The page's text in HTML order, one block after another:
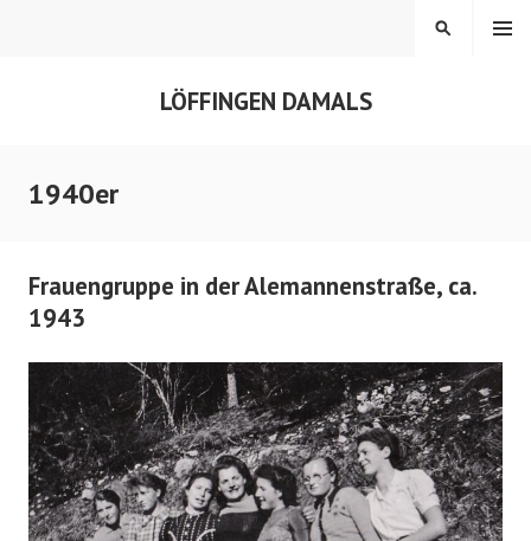
LÖFFINGEN DAMALS
MENÜ
SUCHEN
1940er
Frauengruppe in der Alemannenstraße, ca.
1943